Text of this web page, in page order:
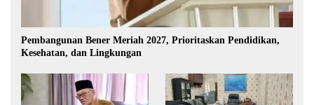
Pembangunan Bener Meriah 2027, Prioritaskan Pendidikan,
Kesehatan, dan Lingkungan